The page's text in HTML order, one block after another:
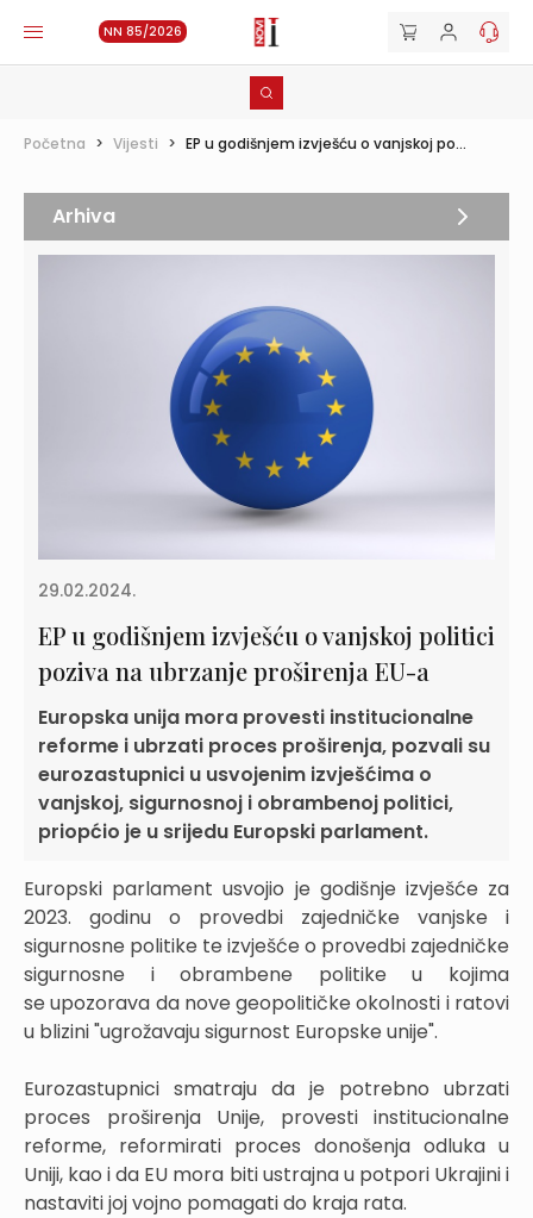
NN 85/2026
Početna > Vijesti > EP u godišnjem izvješću o vanjskoj po...
29.02.2024.
EP u godišnjem izvješću o vanjskoj politici
poziva na ubrzanje proširenja EU-a
Europska unija mora provesti institucionalne
reforme i ubrzati proces proširenja, pozvali su
eurozastupnici u usvojenim izvješćima o
vanjskoj, sigurnosnoj i obrambenoj politici,
priopćio je u srijedu Europski parlament.
Europski parlament usvojio je godišnje izvješće za
2023. godinu o provedbi zajedničke vanjske i
sigurnosne politike te izvješće o provedbi zajedničke
sigurnosne i obrambene politike u kojima
se upozorava da nove geopolitičke okolnosti i ratovi
u blizini "ugrožavaju sigurnost Europske unije".
Eurozastupnici smatraju da je potrebno ubrzati
proces proširenja Unije, provesti institucionalne
reforme, reformirati proces donošenja odluka u
Uniji, kao i da EU mora biti ustrajna u potpori Ukrajini i
nastaviti joj vojno pomagati do kraja rata.
Arhiva